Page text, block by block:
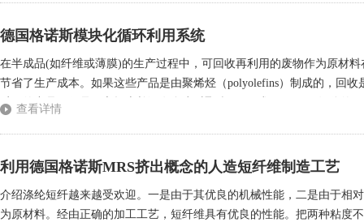
德国格诺斯模块化循环利用系统
在半成品(如纤维或薄膜)的生产过程中，可回收再利用的废物作为原材
节省了生产成本。如果这些产品是由聚烯烃（polyolefins）制成的，回
质量的产品。但是，市场上并没有多少对聚酯(PET)或PET/PE双组分的
查看详情
利用德国格诺斯MRS挤出概念的人造短纤维制造工艺
介绍涤纶短纤越来越受欢迎。一是由于其优良的机械性能，二是由于相
为原材料。经由正确的加工工艺，短纤维具有优良的性能。把两种粘度